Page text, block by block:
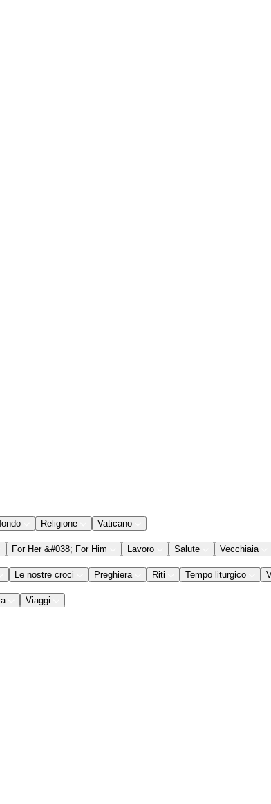
Religione Vaticano
For Her &#038; For Him Lavoro Salute Vecchiaia
Le nostre croci Preghiera Riti Tempo liturgico
Viaggi